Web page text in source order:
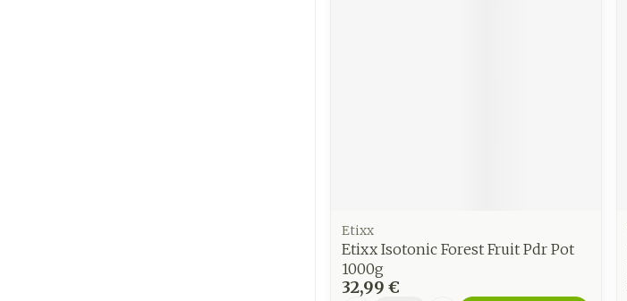
Etixx
Etixx Isotonic Forest Fruit Pdr Pot
1000g
32,99 €